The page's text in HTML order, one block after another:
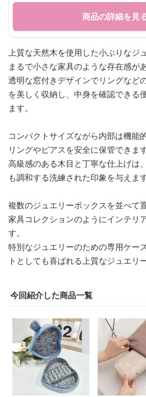
商品の詳細を見
上質な天然木を使用した小ぶりなジ
まるで小さな家具のような存在感が
透明な窓付きデザインでリングなど
を美しく収納し、中身を確認できる
ます。
コンパクトサイズながら内部は機能
リングやピアスを安全に保管できます
高級感のある木目と丁寧な仕上げは
も調和する洗練された印象を与えます
複数のジュエリーボックスを並べて
家具コレクションのようにインテリ
す。
特別なジュエリーのための専用ケー
トとしても喜ばれる上質なジュエリ
今回紹介した商品一覧